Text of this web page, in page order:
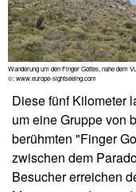
Wanderung um den Finger Gottes, nahe dem
©: www.europe-sightseeing.com
Diese fünf Kilometer
um eine Gruppe von
berühmten "Finger
zwischen dem
Besucher erreichen